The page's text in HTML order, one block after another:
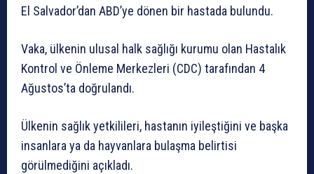
El Salvador’dan ABD’ye dönen bir hastada bulundu.
Vaka, ülkenin ulusal halk sağlığı kurumu olan Hastalık
Kontrol ve Önleme Merkezleri (CDC) tarafından 4
Ağustos’ta doğrulandı.
Ülkenin sağlık yetkilileri, hastanın iyileştiğini ve başka
insanlara ya da hayvanlara bulaşma belirtisi
görülmediğini açıkladı.